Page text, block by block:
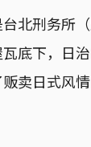
北刑务所
底下，日
卖日式风